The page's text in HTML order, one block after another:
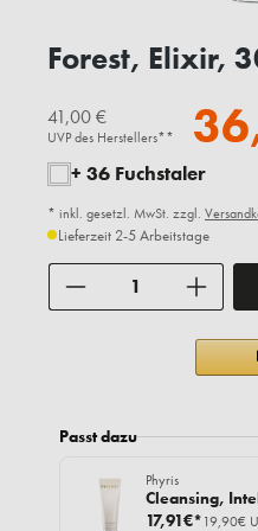
Forest, Elixir,
41,00 €
UVP des Herstellers**
+ 36 Fuchstaler
* inkl. gesetzl. MwSt. zzgl.
Lieferzeit 2-5 Arbeitstage
Passt dazu
Phyris
Cleansing,
17,91€*19,90€